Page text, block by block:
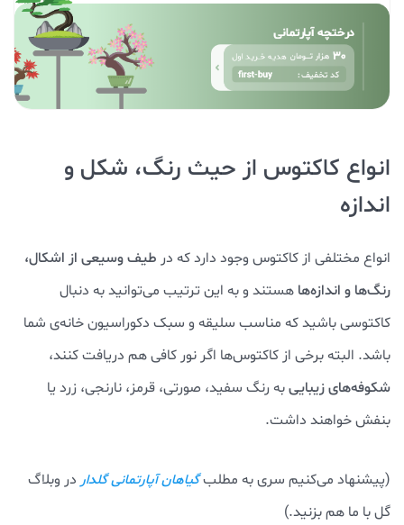
انواع کاکتوس از حیث رنگ، شکل و
اندازه
انواع مختلفی از کاکتوس وجود دارد که در طیف وسیعی از اشکال،
رنگ‌ها و اندازه‌ها هستند و به این ترتیب می‌توانید به دنبال
کاکتوسی باشید که مناسب سلیقه و سبک دکوراسیون خانه‌ی شما
باشد. البته برخی از کاکتوس‌ها اگر نور کافی هم دریافت کنند،
شکوفه‌های زیباییبه رنگ سفید، صورتی، قرمز، نارنجی، زرد یا
بنفش خواهند داشت.
(پیشنهاد می‌کنیم سری به مطلبگیاهان آپارتمانی گلدار در وبلاگ
گل با ما هم بزنید.)